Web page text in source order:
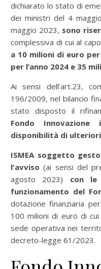
dichiarato lo stato di
dei ministri del 4
maggio 2023, sono
complessiva di cui al
a 10 milioni di euro
per l’anno 2024 e 35
Ai sensi dell’art.23,
196/2009, nel bilancio
stato disposto il
Fondo
disponibilità di ulteriori
ISMEA soggetto
l'avviso (ai sensi del
agosto 2023) con le
funzionamento del
dotazione finanziaria
100 milioni di euro di
sede operativa nei
decreto-legge 61/2023.